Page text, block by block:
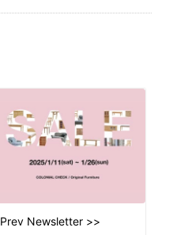
Prev Newsletter >>